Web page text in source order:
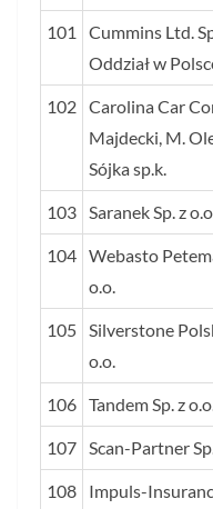
101
Cummins Ltd.
Oddział w
102 Carolina Car
Majdecki, M.
Sójka sp.k.
103 Saranek Sp. z o.o.
104 Webasto
o.o.
105
Silverstone
o.o.
106 Tandem Sp. z o.o.
107 Scan-Partner
108
Impuls-